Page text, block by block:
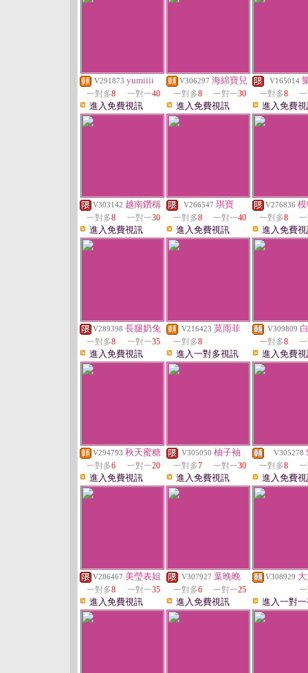
V291873 yumiiii
一對多8 一對一40
進入免費視訊
V306297 海綿寶兒
一對多8 一對一30
進入免費視訊
V165014
一對多8
進入免費
V303142 越南鑽稱
一對多8 一對一30
進入免費視訊
V266547 琪寶
一對多8 一對一40
進入免費視訊
V276836
一對多8
進入免費
V289398 長腿奶兔
一對多8 一對一35
進入免費視訊
V216423 莫雨菲
一對多8
進入一對多視訊
V309809
一對多8
進入免費
V294793 秋天蜜糖
一對多6 一對一20
進入免費視訊
V305050 柚子袖
一對多7 一對一30
進入免費視訊
V305278
一對多8
進入免費
V286467 美瑩表姐
一對多8 一對一35
進入免費視訊
V307927 葉晚晚
一對多6 一對一25
進入免費視訊
V308929
進入一對